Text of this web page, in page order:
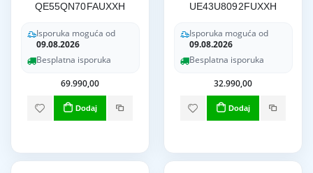
QE55QN70FAUXXH
Isporuka moguća od
09.08.2026
Besplatna isporuka
69.990,00
Dodaj
UE43U8092FUXXH
Isporuka moguća od
09.08.2026
Besplatna isporuka
32.990,00
Dodaj